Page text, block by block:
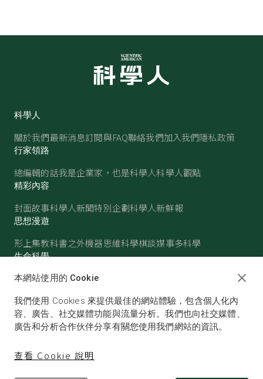
科學人
關於我們最新消息訂閱與FAQ聯絡我們加入我們隱私政策
行家領路
總編輯的話我是企業家，也是科學人科學人觀點
精彩內容
封面故事科學人新聞特別企劃科學人新鮮報
思想漫遊
形上集教科書之外機器思維科學棋談媒事多科學
生命科學
醫學古生物心理學生態學
物理 化學地球科學天文
本網站使用的 Cookie
我們使用 Cookies 來提供最佳的網站體驗，包含個人化內
容、廣告、社交媒體功能與流量分析。我們也向社交媒體、
廣告和分析合作伙伴分享有關您使用我們網站的資訊。
查看 Cookie 說明